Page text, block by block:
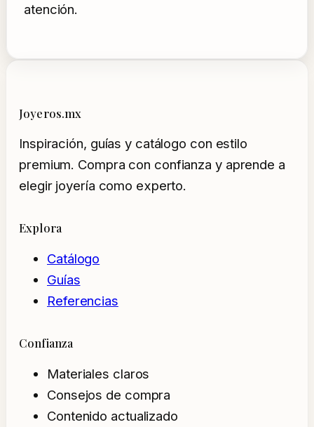
atención.
Joyeros.mx
Inspiración, guías y catálogo con estilo
premium. Compra con confianza y aprende a
elegir joyería como experto.
Explora
Catálogo
Guías
Referencias
Confianza
Materiales claros
Consejos de compra
Contenido actualizado